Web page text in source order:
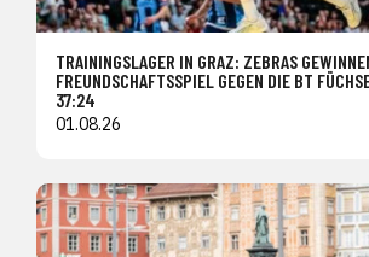
TRAININGSLAGER IN GRAZ: ZEBRAS
FREUNDSCHAFTSSPIEL GEGEN DIE BT
37:24
01.08.26